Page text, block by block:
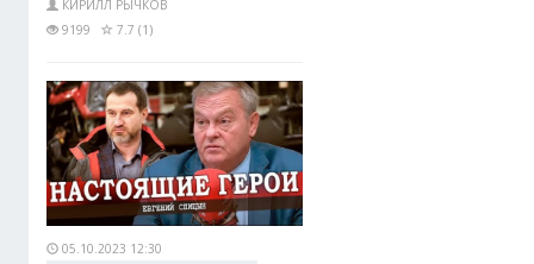
КИРИЛЛ РЫЧКОВ
9199
7.7 (1)
05.10.2023 12:30